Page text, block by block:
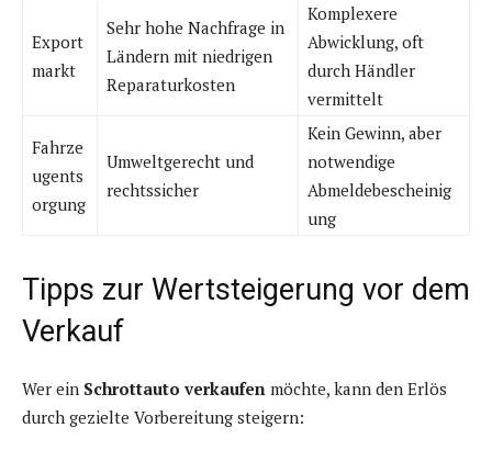
Export
markt
Sehr hohe Nachfrage in
Ländern mit niedrigen
Reparaturkosten
Komplexere
Abwicklung, oft
durch Händler
vermittelt
Fahrze
ugents
orgung
Umweltgerecht und
rechtssicher
Kein Gewinn, aber
notwendige
Abmeldebescheinig
ung
Tipps zur Wertsteigerung vor dem
Verkauf
Wer ein Schrottauto verkaufen möchte, kann den Erlös
durch gezielte Vorbereitung steigern: